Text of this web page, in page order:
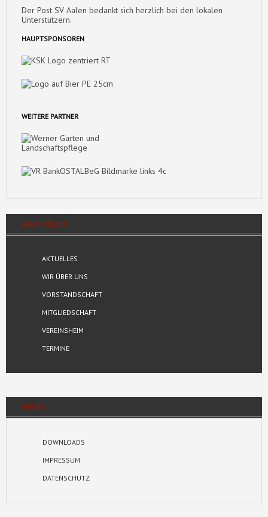
Der Post SV Aalen bedankt sich herzlich bei den lokalen
Unterstützern.
HAUPTSPONSOREN
WEITERE PARTNER
HAUPTVEREIN
AKTUELLES
WIR ÜBER UNS
VORSTANDSCHAFT
MITGLIEDSCHAFT
VEREINSHEIM
TERMINE
VEREIN
DOWNLOADS
IMPRESSUM
DATENSCHUTZ